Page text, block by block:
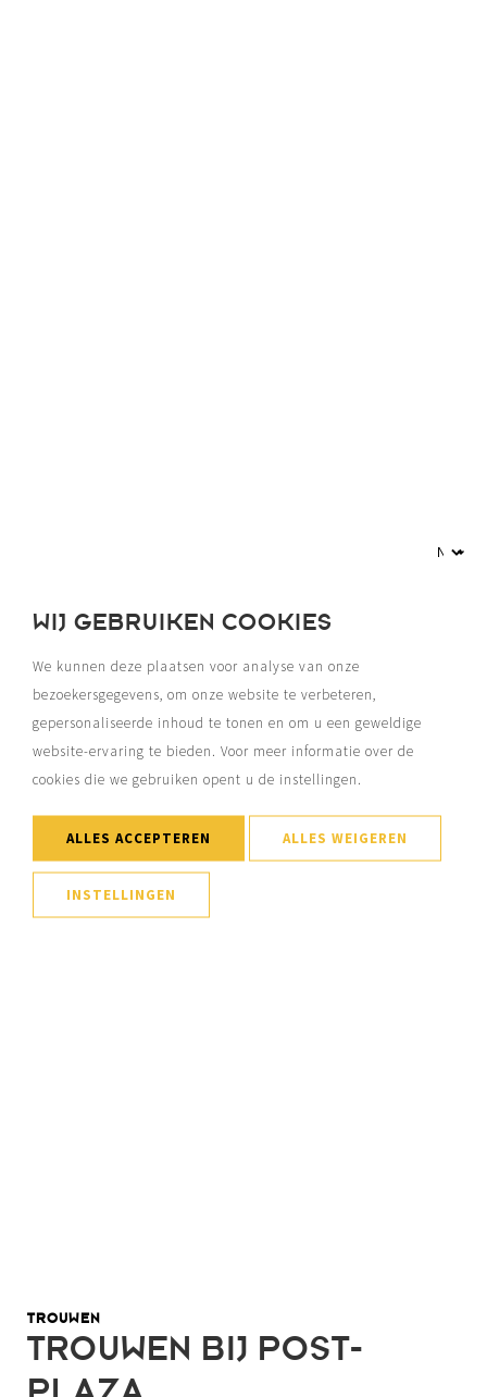
TROUWEN
TROUWEN BIJ POST-
WIJ GEBRUIKEN COOKIES
We kunnen deze plaatsen voor analyse van onze
bezoekersgegevens, om onze website te verbeteren,
gepersonaliseerde inhoud te tonen en om u een geweldige
website-ervaring te bieden. Voor meer informatie over de
cookies die we gebruiken opent u de instellingen.
ALLES ACCEPTEREN ALLES WEIGEREN
INSTELLINGEN